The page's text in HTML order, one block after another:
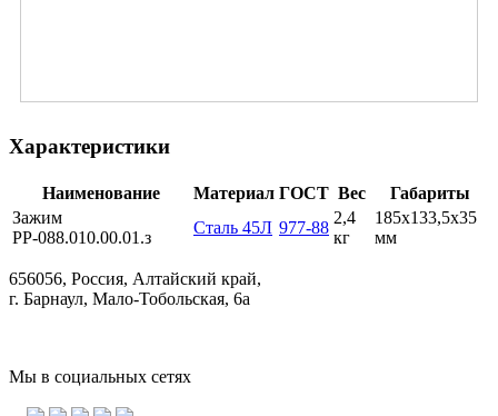
Характеристики
Наименование Материал ГОСТ Вес
Габариты
Зажим
РР-088.010.00.01.з
Сталь 45Л 977-88
2,4
кг
185х133,5х35
мм
656056, Россия, Алтайский край,
г. Барнаул, Мало-Тобольская, 6а
Мы в социальных сетях